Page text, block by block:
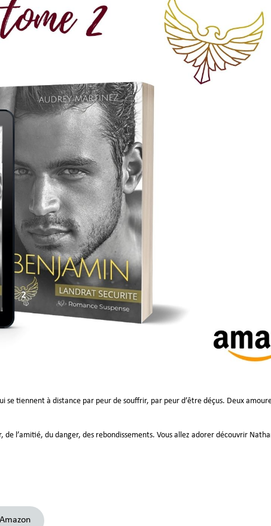
se tiennent à distance par peur de souffrir, par peur d’être déçus. Deux
de l’amitié, du danger, des rebondissements. Vous allez adorer découvrir